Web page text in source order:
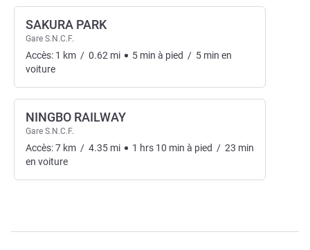
SAKURA PARK
Gare S.N.C.F.
Accès: 1 km / 0.62 mi 5 min à pied / 5 min en
voiture
NINGBO RAILWAY
Gare S.N.C.F.
Accès:7 km / 4.35 mi 1 hrs 10 min à pied / 23 min
en voiture